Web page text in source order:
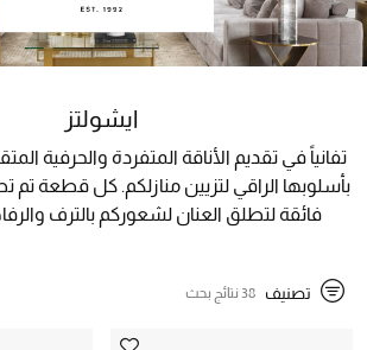
ما وصلنا حديثاً
الموسم الجديد
الحقائب النسائية
الرجال
ايشولتز
تفانياً في تقديم الأناقة المتفردة والحرفية
بأسلوبها الراقي لتزيين منازلكم. كل قطعة تم
فائقة لتطلق العنان لشعوركم بالترف
تصنيف 38 نتائج بحث